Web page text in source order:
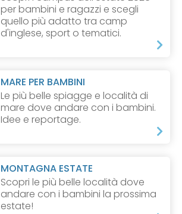
per bambini e ragazzi e scegli
quello più adatto tra camp
d'inglese, sport o tematici.
MARE PER BAMBINI
Le più belle spiagge e località di
mare dove andare con i bambini.
Idee e reportage.
MONTAGNA ESTATE
Scopri le più belle località dove
andare con i bambini la prossima
estate!